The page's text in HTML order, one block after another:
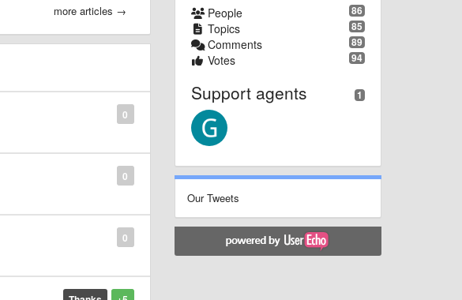
more articles →
0
0
0
86
People
85
Topics
89
Comments
94
Votes
1
Support agents
Our Tweets